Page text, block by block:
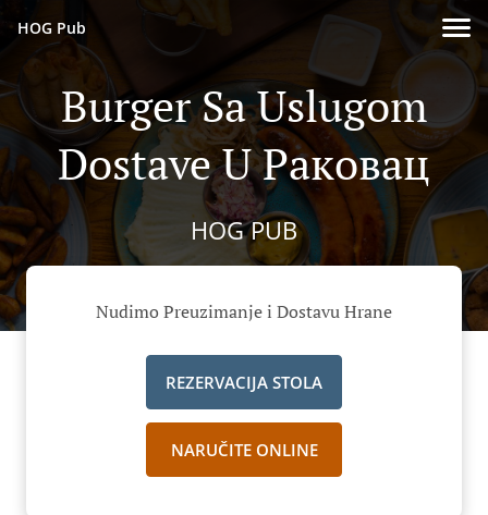
HOG Pub
Burger Sa Uslugom
Dostave U Раковац
HOG PUB
Nudimo Preuzimanje i Dostavu Hrane
REZERVACIJA STOLA
NARUČITE ONLINE